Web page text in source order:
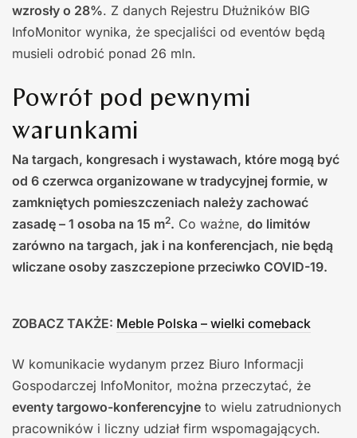
wzrosły o 28%. Z danych Rejestru Dłużników BIG
InfoMonitor wynika, że specjaliści od eventów będą
musieli odrobić ponad 26 mln.
Powrót pod pewnymi
warunkami
Na targach, kongresach i wystawach, które mogą być
od 6 czerwca organizowane w tradycyjnej formie, w
zamkniętych pomieszczeniach należy zachować
zasadę – 1 osoba na 15 m2. Co ważne, do limitów
zarówno na targach, jak i na konferencjach, nie będą
wliczane osoby zaszczepione przeciwko COVID-19.
ZOBACZ TAKŻE: Meble Polska – wielki comeback
W komunikacie wydanym przez Biuro Informacji
Gospodarczej InfoMonitor, można przeczytać, że
eventy targowo-konferencyjne to wielu zatrudnionych
pracowników i liczny udział firm wspomagających.